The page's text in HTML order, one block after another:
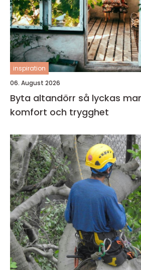
inspiration
06. August 2026
Byta altandörr så lyckas man med ljus,
komfort och trygghet